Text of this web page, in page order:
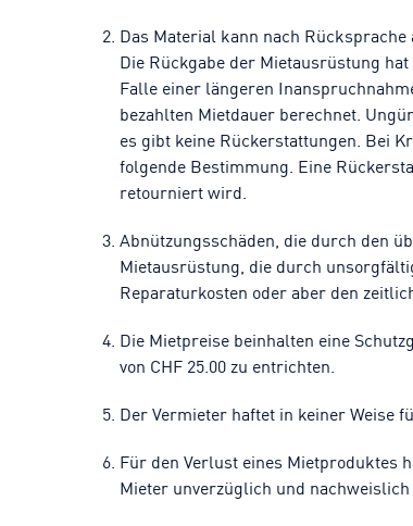
Das Material kann nach Rücksprache
Die Rückgabe der Mietausrüstung
Falle einer längeren
bezahlten Mietdauer berechnet.
es gibt keine Rückerstattungen. Bei
folgende Bestimmung. Eine
retourniert wird.
Abnützungsschäden, die durch den
Mietausrüstung, die durch
Reparaturkosten oder aber den
Die Mietpreise beinhalten eine
von CHF 25.00 zu entrichten.
Der Vermieter haftet in keiner Weise
Für den Verlust eines Mietproduktes
Mieter unverzüglich und